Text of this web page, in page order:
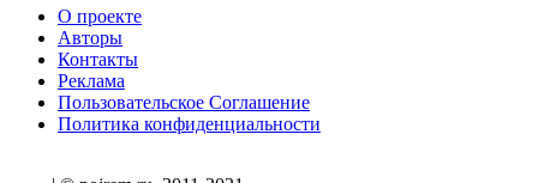
О проекте
Авторы
Контакты
Реклама
Пользовательское Соглашение
Политика конфиденциальности